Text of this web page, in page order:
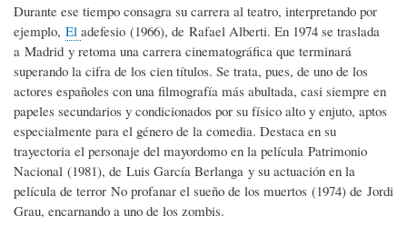
Durante ese tiempo consagra su carrera al teatro, interpretando por
ejemplo, El adefesio (1966), de Rafael Alberti. En 1974 se traslada
a Madrid y retoma una carrera cinematográfica que terminará
superando la cifra de los cien títulos. Se trata, pues, de uno de los
actores españoles con una filmografía más abultada, casi siempre en
papeles secundarios y condicionados por su físico alto y enjuto, aptos
especialmente para el género de la comedia. Destaca en su
trayectoria el personaje del mayordomo en la película Patrimonio
Nacional (1981), de Luis García Berlanga y su actuación en la
película de terror No profanar el sueño de los muertos (1974) de Jordi
Grau, encarnando a uno de los zombis.